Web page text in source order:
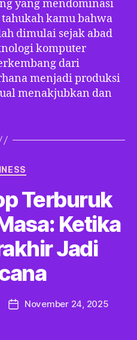
yang mendominasi
kamu bahwa
dimulai sejak abad
komputer
dari
menjadi produksi
menakjubkan dan
Categories
Terburuk
Ketika
Jadi
PostNovember 24, 2025